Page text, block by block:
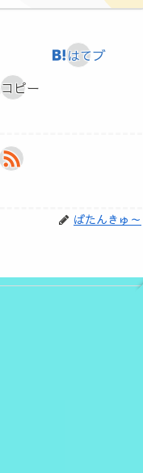
はてブ
コピー
ばたんきゅ～